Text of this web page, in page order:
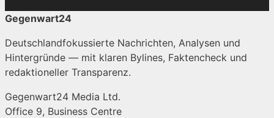
Gegenwart24
Deutschlandfokussierte Nachrichten, Analysen und
Hintergründe — mit klaren Bylines, Faktencheck und
redaktioneller Transparenz.
Gegenwart24 Media Ltd.
Office 9, Business Centre